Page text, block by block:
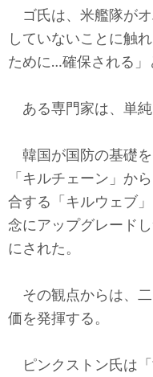
ゴ氏は、米艦隊がオ
していないことに触
ために…確保される」
ある専門家は、単純
韓国が国防の基礎を
「キルチェーン」か
合する「キルウェブ
念にアップグレード
にされた。
その観点からは、二
価を発揮する。
ピンクストン氏は「